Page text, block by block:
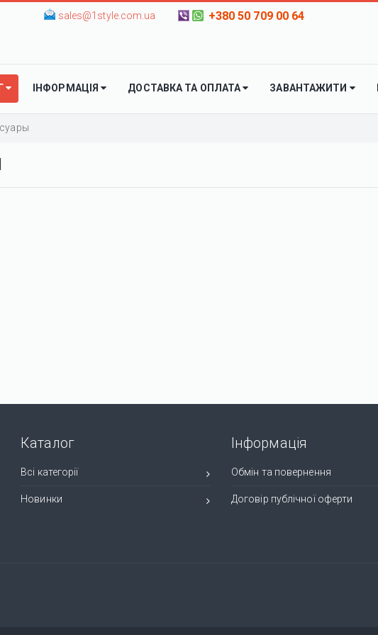
sales@1style.com.ua +380 50 709 00 64
ІНФОРМАЦІЯ ДОСТАВКА ТА ОПЛАТА ЗАВАНТАЖИТИ
Каталог
Всі категорії
Новинки
Інформація
Обмін та повернення
Договір публічної оферти